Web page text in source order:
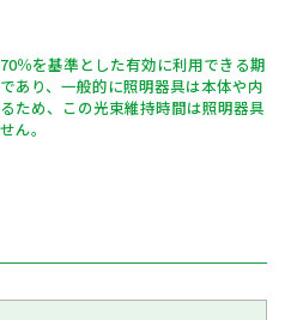
％を基準とした有効に利用できる期
あり、一般的に照明器具は本体や内
ため、この光束維持時間は照明器具
ん。